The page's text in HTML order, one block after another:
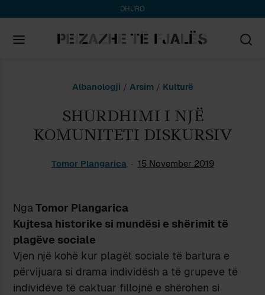
DHURO
Albanologji / Arsim / Kulturë
SHURDHIMI I NJË
KOMUNITETI DISKURSIV
Tomor Plangarica 15 November 2019
NgaTomor Plangarica
Kujtesa historike si mundësi e shërimit të
plagëve sociale
Vjen një kohë kur plagët sociale të bartura e
përvijuara si drama individësh a të grupeve të
individëve të caktuar fillojnë e shërohen si